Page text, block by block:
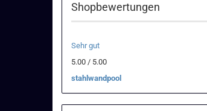
Shopbewertungen
Sehr gut
5.00 / 5.00
stahlwandpool